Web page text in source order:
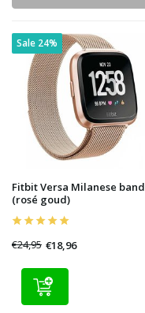
Sale 24%
Fitbit Versa Milanese band
(rosé goud)
€24,95 €18,96